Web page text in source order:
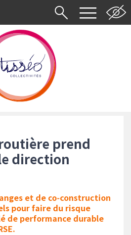
prend
direction
et de co‑construction
pour faire du risque
de performance durable